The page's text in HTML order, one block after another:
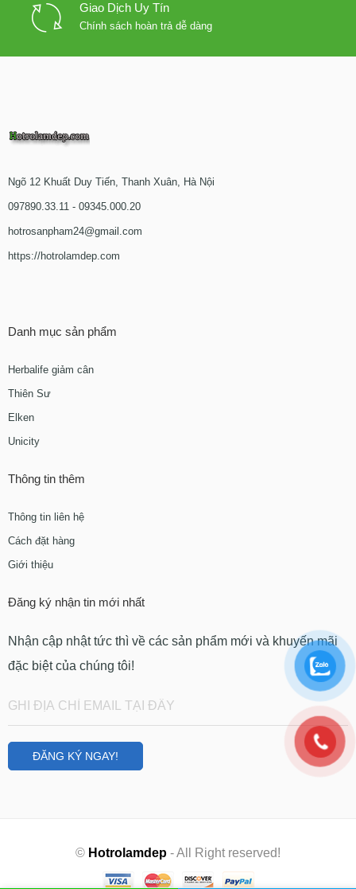
Giao Dịch Uy Tín
Chính sách hoàn trả dễ dàng
Ngõ 12 Khuất Duy Tiến, Thanh Xuân, Hà Nội
097890.33.11 - 09345.000.20
hotrosanpham24@gmail.com
https://hotrolamdep.com
Danh mục sản phẩm
Herbalife giảm cân
Thiên Sư
Elken
Unicity
Thông tin thêm
Thông tin liên hệ
Cách đặt hàng
Giới thiệu
Đăng ký nhận tin mới nhất
Nhận cập nhật tức thì về các sản phẩm mới và khuyến mãi
đặc biệt của chúng tôi!
© Hotrolamdep - All Right reserved!